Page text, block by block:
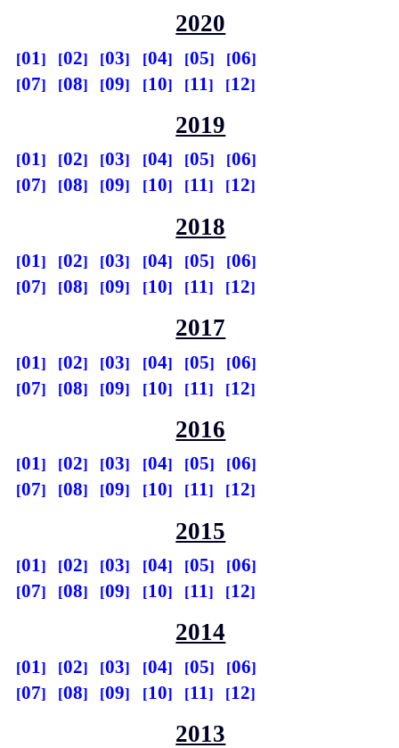
2020
01 02 03 04 05
06
07
08 09 10 11 12
2019
01 02 03 04 05
06
07
08 09 10 11 12
2018
01 02 03 04 05
06
07
08 09 10 11 12
2017
01 02 03 04 05
06
07
08 09 10 11 12
2016
01 02 03 04 05
06
07
08 09 10 11 12
2015
01 02 03 04 05
06
07
08 09 10 11 12
2014
01 02 03 04 05
06
07
08 09 10 11 12
2013